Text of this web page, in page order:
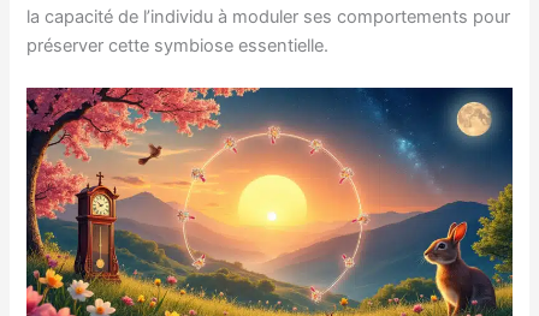
la capacité de l’individu à moduler ses comportements pour
préserver cette symbiose essentielle.